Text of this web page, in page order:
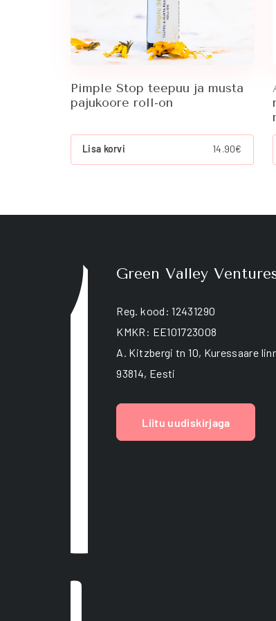
Pimple Stop teepuu ja musta
pajukoore roll-on
Lisa korvi 14.90€
Green Valley
Reg. kood: 12431290
KMKR: EE101723008
A. Kitzbergi tn 10, Kuressaare
93814, Eesti
Liitu uudiskirjaga